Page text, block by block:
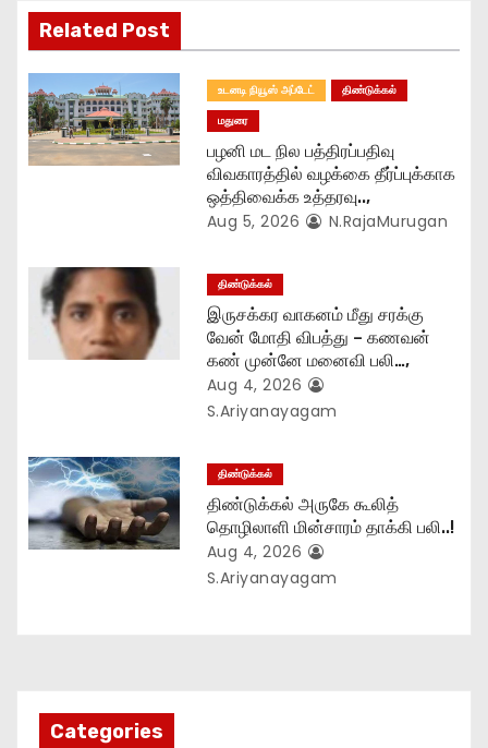
t
i
o
n
Related Post
உடனடி நியூஸ் அப்டேட்
திண்டுக்கல்
மதுரை
பழனி மட நில பத்திரப்பதிவு
விவகாரத்தில் வழக்கை தீர்ப்புக்காக
ஒத்திவைக்க உத்தரவு..,
Aug 5, 2026 N.RajaMurugan
திண்டுக்கல்
இருசக்கர வாகனம் மீது சரக்கு
வேன் மோதி விபத்து – கணவன்
கண் முன்னே மனைவி பலி…,
Aug 4, 2026
S.Ariyanayagam
திண்டுக்கல்
திண்டுக்கல் அருகே கூலித்
தொழிலாளி மின்சாரம் தாக்கி பலி..!
Aug 4, 2026
S.Ariyanayagam
Categories